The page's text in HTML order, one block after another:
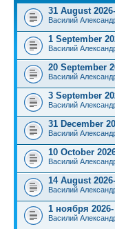
31 August
Василий
1 September
Василий
20 September
Василий
3 September
Василий
31 December
Василий
10 October
Василий
14 August
Василий
1 ноября
Василий